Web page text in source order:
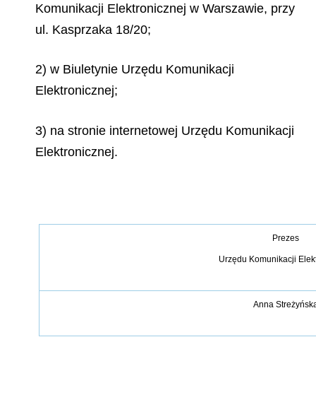
Komunikacji Elektronicznej w Warszawie, przy
ul. Kasprzaka 18/20;
2) w Biuletynie Urzędu Komunikacji
Elektronicznej;
3) na stronie internetowej Urzędu Komunikacji
Elektronicznej.
Prezes
Urzędu Komunikacji
Anna Streżyń